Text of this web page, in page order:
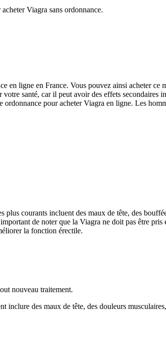
Viagra sans ordonnance.
ligne en France. Vous pouvez ainsi acheter ce
santé, car il peut avoir des effets secondaires
pour acheter Viagra en ligne. Les
courants incluent des maux de tête, des
de noter que la Viagra ne doit pas être
la fonction érectile.
nouveau traitement.
des maux de tête, des douleurs